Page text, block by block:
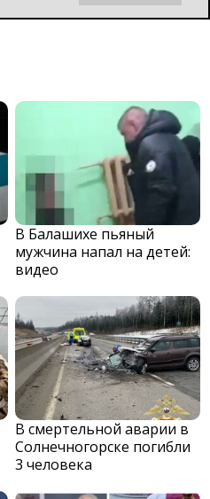
В Балашихе пьяный
мужчина напал на детей:
видео
В смертельной аварии в
Солнечногорске погибли
3 человека